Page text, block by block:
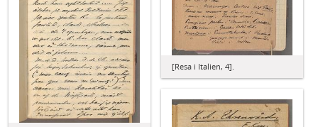
[Resa i Italien, 4].